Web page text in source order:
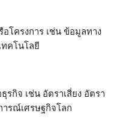
โครงการ เช่น ข้อมูลทาง
ทคโนโลยี
รกิจ เช่น อัตราเสี่ยง อัตรา
ารณ์เศรษฐกิจโลก